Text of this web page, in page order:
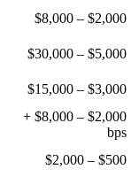
$2,000 – $8,000
$5,000 – $30,000
$3,000 – $15,000
$2,000 – $8,000 +
bps
$500 – $2,000